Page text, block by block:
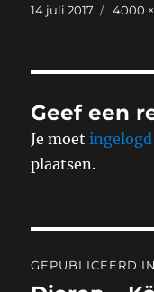
Geplaatst
14 juli 2017 4000
Geef een
Je moet
plaatsen.
navigatie
GEPUBLICEERD IN